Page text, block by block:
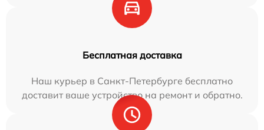
Бесплатная доставка
Наш курьер в Санкт-Петербурге бесплатно
доставит ваше устройство на ремонт и обратно.